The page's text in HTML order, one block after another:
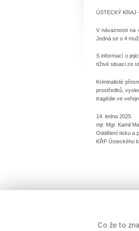
ÚSTECKÝ KRAJ
V návaznosti na
Jedná se o 4
S informací o
tíživé situaci ze
Kriminalisté
prostředků,
tragédie ve
14. ledna 2025
mjr. Mgr. Kamil
Oddělení tisku a
KŘP Ústeckého
Co že to